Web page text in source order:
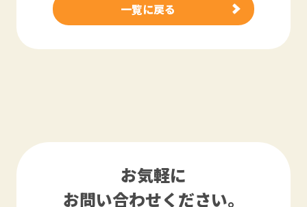
一覧に戻る
お気軽に
お問い合わせください。